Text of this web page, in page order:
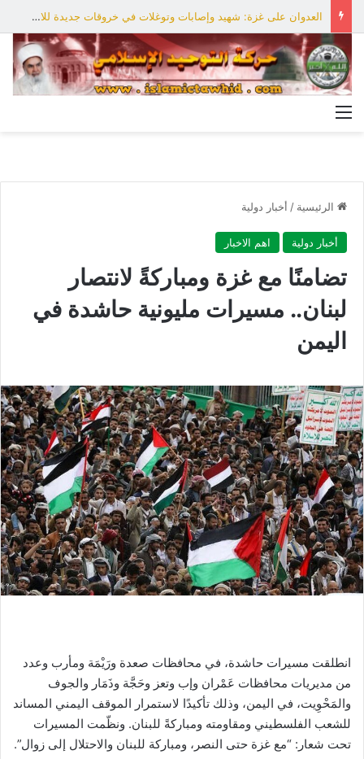
العدوان على غزة: شهيد وإصابات وتوغلات في خروقات جديدة للاحتلال
الرئيسية / أخبار دولية
أخبار دولية اهم الاخبار
تضامنًا مع غزة ومباركةً لانتصار
لبنان.. مسيرات مليونية حاشدة في
اليمن
انطلقت مسيرات حاشدة، في محافظات صعدة ورَيْمَة ومأرب وعدد
من مديريات محافظات عَمْران وإب وتعز وحَجَّة وذَمَار والجوف
والمَحْوِيت، في اليمن، وذلك تأكيدًا لاستمرار الموقف اليمني المساند
للشعب الفلسطيني ومقاومته ومباركةً للبنان. ونظّمت المسيرات
تحت شعار: “مع غزة حتى النصر، ومباركة للبنان والاحتلال إلى زوال”.